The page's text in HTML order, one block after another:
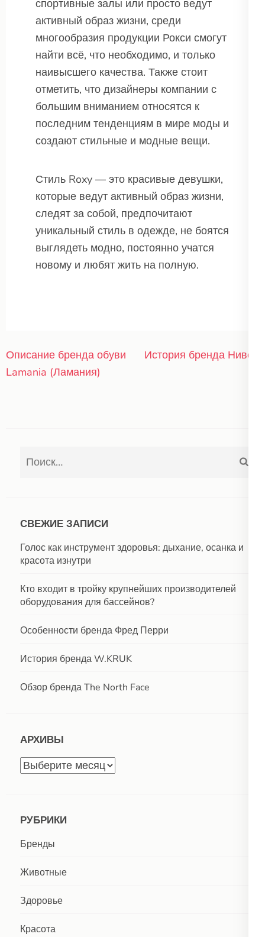
спортивные залы или просто ведут
активный образ жизни, среди
многообразия продукции Рокси смогут
найти всё, что необходимо, и только
наивысшего качества. Также стоит
отметить, что дизайнеры компании с
большим вниманием относятся к
последним тенденциям в мире моды и
создают стильные и модные вещи.
Стиль Roxy — это красивые девушки,
которые ведут активный образ жизни,
следят за собой, предпочитают
уникальный стиль в одежде, не боятся
выглядеть модно, постоянно учатся
новому и любят жить на полную.
Навигация
по
Описание бренда обуви
Lamania (Ламания)
История бренда Нивея
СВЕЖИЕ ЗАПИСИ
Голос как инструмент здоровья: дыхание, осанка и
красота изнутри
Кто входит в тройку крупнейших производителей
оборудования для бассейнов?
Особенности бренда Фред Перри
История бренда W.KRUK
Обзор бренда The North Face
АРХИВЫ
Архивы
РУБРИКИ
Бренды
Животные
Здоровье
Красота